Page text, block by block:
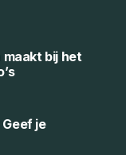
maakt bij het
je